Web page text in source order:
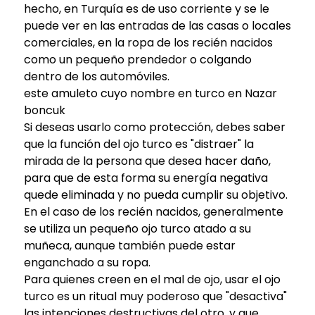
hecho, en Turquía es de uso corriente y se le
puede ver en las entradas de las casas o locales
comerciales, en la ropa de los recién nacidos
como un pequeño prendedor o colgando
dentro de los automóviles.
este amuleto cuyo nombre en turco en Nazar
boncuk
Si deseas usarlo como protección, debes saber
que la función del ojo turco es "distraer" la
mirada de la persona que desea hacer daño,
para que de esta forma su energía negativa
quede eliminada y no pueda cumplir su objetivo.
En el caso de los recién nacidos, generalmente
se utiliza un pequeño ojo turco atado a su
muñeca, aunque también puede estar
enganchado a su ropa.
Para quienes creen en el mal de ojo, usar el ojo
turco es un ritual muy poderoso que "desactiva"